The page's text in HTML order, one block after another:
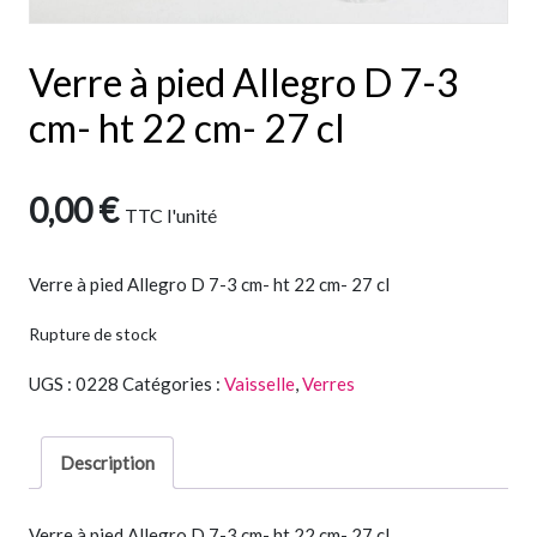
Verre à pied Allegro D 7-3
cm- ht 22 cm- 27 cl
0,00€ TTC l'unité
Verre à pied Allegro D 7-3 cm- ht 22 cm- 27 cl
Rupture de stock
UGS : 0228 Catégories : Vaisselle,Verres
Description